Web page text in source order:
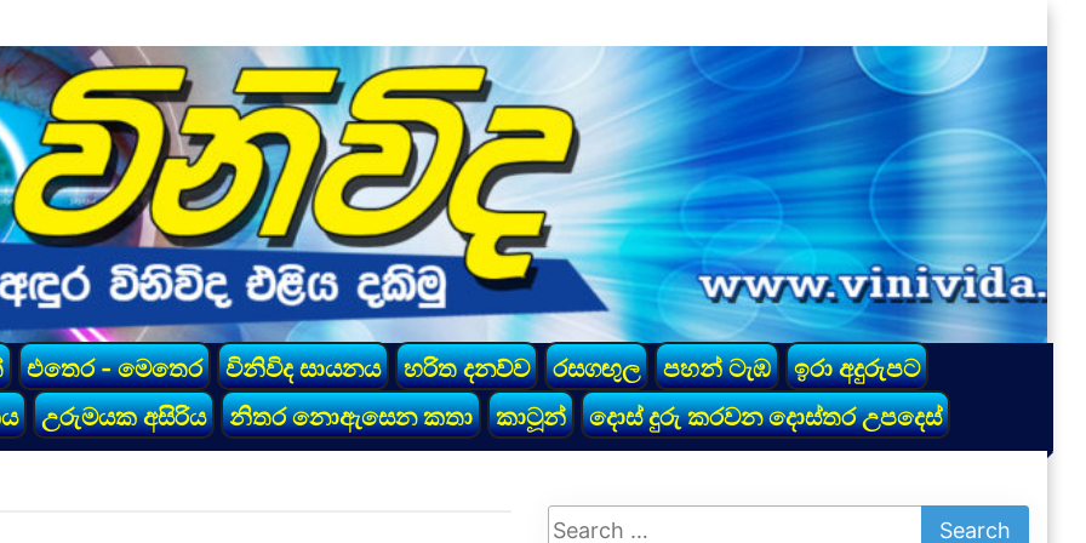
එතෙර - මෙතෙර විනිවිද සායනය හරිත දනව්ව රසගඟුල පහන් ටැඹ
ඉරා අදුරුපට
උරුමයක අසිරිය නිතර නොඇසෙන කතා කාටූන් දොස් දුරු කරවන දොස්තර උපදෙස්